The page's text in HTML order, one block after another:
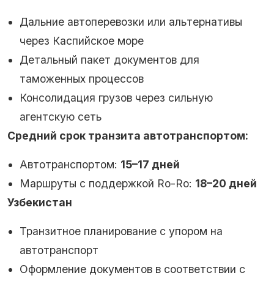
Дальние автоперевозки или альтернативы
через Каспийское море
Детальный пакет документов для
таможенных процессов
Консолидация грузов через сильную
агентскую сеть
Средний срок транзита автотранспортом:
Автотранспортом: 15–17 дней
Маршруты с поддержкой Ro-Ro: 18–20 дней
Узбекистан
Транзитное планирование с упором на
автотранспорт
Оформление документов в соответствии с